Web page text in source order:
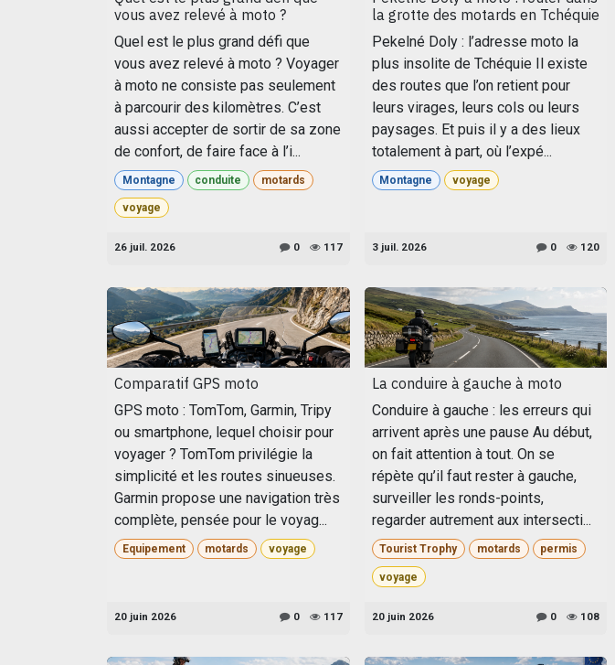
vous avez relevé à moto ?
Quel est le plus grand défi que
vous avez relevé à moto ? Voyager
à moto ne consiste pas seulement
à parcourir des kilomètres. C’est
aussi accepter de sortir de sa zone
de confort, de faire face à l’i...
Montagne conduite motards
voyage
26 juil. 2026 0 117
la grotte des motards en Tchéquie
Pekelné Doly : l’adresse moto la
plus insolite de Tchéquie Il existe
des routes que l’on retient pour
leurs virages, leurs cols ou leurs
paysages. Et puis il y a des lieux
totalement à part, où l’expé...
Montagne voyage
3 juil. 2026 0 120
Comparatif GPS moto
GPS moto : TomTom, Garmin, Tripy
ou smartphone, lequel choisir pour
voyager ? TomTom privilégie la
simplicité et les routes sinueuses.
Garmin propose une navigation très
complète, pensée pour le voyag...
Equipement motards voyage
20 juin 2026 0 117
La conduire à gauche à moto
Conduire à gauche : les erreurs qui
arrivent après une pause Au début,
on fait attention à tout. On se
répète qu’il faut rester à gauche,
surveiller les ronds-points,
regarder autrement aux intersecti...
Tourist Trophy motards permis
voyage
20 juin 2026 0 108